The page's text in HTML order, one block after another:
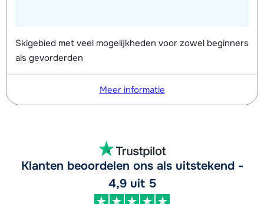
Skigebied met veel mogelijkheden voor zowel beginners
als gevorderden
Meer informatie
Klanten beoordelen ons als uitstekend -
4,9 uit 5